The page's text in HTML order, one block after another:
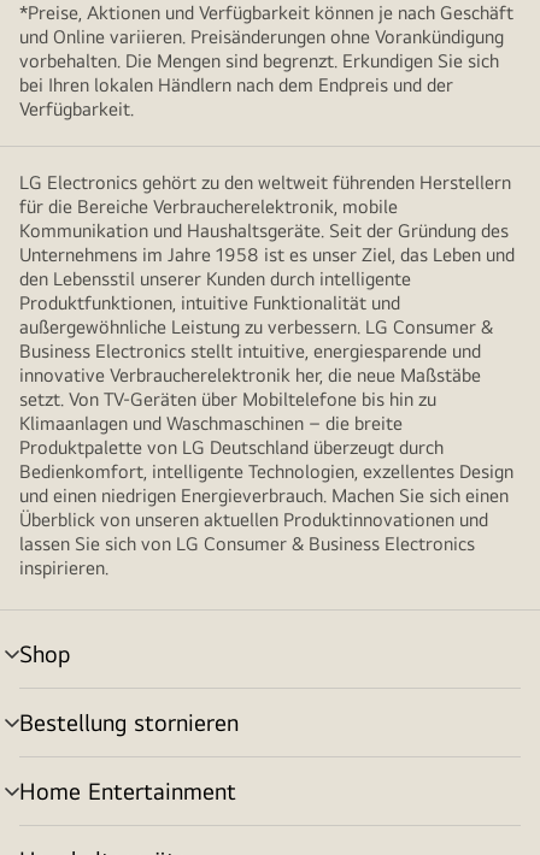
*Preise, Aktionen und Verfügbarkeit können je nach Geschäft
und Online variieren. Preisänderungen ohne Vorankündigung
vorbehalten. Die Mengen sind begrenzt. Erkundigen Sie sich
bei Ihren lokalen Händlern nach dem Endpreis und der
Verfügbarkeit.
LG Electronics gehört zu den weltweit führenden Herstellern
für die Bereiche Verbraucherelektronik, mobile
Kommunikation und Haushaltsgeräte. Seit der Gründung des
Unternehmens im Jahre 1958 ist es unser Ziel, das Leben und
den Lebensstil unserer Kunden durch intelligente
Produktfunktionen, intuitive Funktionalität und
außergewöhnliche Leistung zu verbessern. LG Consumer &
Business Electronics stellt intuitive, energiesparende und
innovative Verbraucherelektronik her, die neue Maßstäbe
setzt. Von TV-Geräten über Mobiltelefone bis hin zu
Klimaanlagen und Waschmaschinen – die breite
Produktpalette von LG Deutschland überzeugt durch
Bedienkomfort, intelligente Technologien, exzellentes Design
und einen niedrigen Energieverbrauch. Machen Sie sich einen
Überblick von unseren aktuellen Produktinnovationen und
lassen Sie sich von LG Consumer & Business Electronics
inspirieren.
Shop
Menü
umschalten
Bestellung stornieren
Menü
umschalten
Home Entertainment
Menü
umschalten